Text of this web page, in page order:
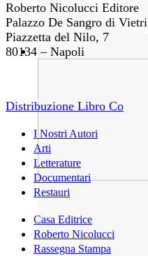
Roberto Nicolucci Editore
Palazzo De Sangro di Vietri
Piazzetta del Nilo, 7
80134 – Napoli
Distribuzione Libro Co
I Nostri Autori
Arti
Letterature
Documentari
Restauri
Casa Editrice
Roberto Nicolucci
Rassegna Stampa